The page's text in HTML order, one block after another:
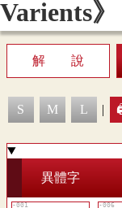
解 說
S M L |
異體字